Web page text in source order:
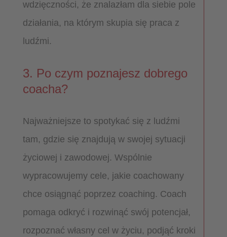
wdzięczności, że znalazłam dla siebie pole
działania, na którym skupia się praca z
ludźmi.
3. Po czym poznajesz dobrego
coacha?
Najważniejsze to spotykać się z ludźmi
tam, gdzie się znajdują w swojej sytuacji
życiowej i zawodowej. Wspólnie
wypracowujemy cele, jakie coachowany
chce osiągnąć poprzez coaching. Coach
pomaga odkryć i rozwinąć swój potencjał,
rozpoznać własny cel w życiu, podjąć kroki